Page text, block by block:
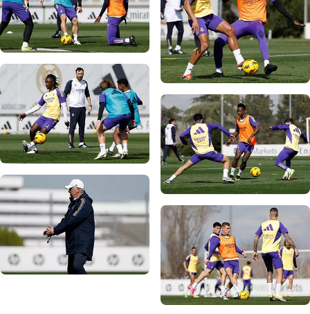
صورة: Real Madrid
صورة: Real Madrid
صورة: Real Madrid
صورة: Real Madrid